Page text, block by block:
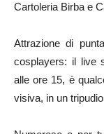
Cartoleria Birba e
Attrazione di
cosplayers: il live
alle ore 15, è
visiva, in un